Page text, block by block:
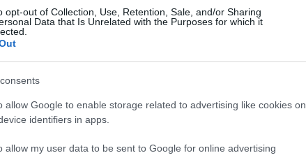
opt-out of Collection, Use, Retention, Sale, and/or Sharing
Data that Is Unrelated with the Purposes for which it
allow Google to enable storage related to advertising like cookies on
identifiers in apps.
allow my user data to be sent to Google for online advertising
androidos frissítéssel érkezik az asszisztens a Nexus
re.
gesztusvezérlés az utolsó
6P-n.